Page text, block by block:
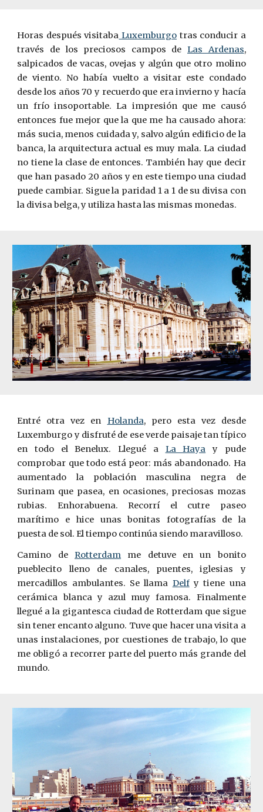
Horas después visitaba Luxemburgo tras conducir a
través de los preciosos campos de Las Ardenas,
salpicados de vacas, ovejas y algún que otro molino
de viento. No había vuelto a visitar este condado
desde los años 70 y recuerdo que era invierno y hacía
un frío insoportable. La impresión que me causó
entonces fue mejor que la que me ha causado ahora:
más sucia, menos cuidada y, salvo algún edificio de la
banca, la arquitectura actual es muy mala. La ciudad
no tiene la clase de entonces. También hay que decir
que han pasado 20 años y en este tiempo una ciudad
puede cambiar. Sigue la paridad 1 a 1 de su divisa con
la divisa belga, y utiliza hasta las mismas monedas.
Entré otra vez en Holanda, pero esta vez desde
Luxemburgo y disfruté de ese verde paisaje tan típico
en todo el Benelux. Llegué a La Haya y pude
comprobar que todo está peor: más abandonado. Ha
aumentado la población masculina negra de
Surinam que pasea, en ocasiones, preciosas mozas
rubias. Enhorabuena. Recorrí el cutre paseo
marítimo e hice unas bonitas fotografías de la
puesta de sol. El tiempo continúa siendo maravilloso.
Camino deRotterdam me detuve en un bonito
pueblecito lleno de canales, puentes, iglesias y
mercadillos ambulantes. Se llama Delfy tiene una
cerámica blanca y azul muy famosa. Finalmente
llegué a la gigantesca ciudad de Rotterdam que sigue
sin tener encanto alguno. Tuve que hacer una visita a
unas instalaciones, por cuestiones de trabajo, lo que
me obligó a recorrer parte del puerto más grande del
mundo.